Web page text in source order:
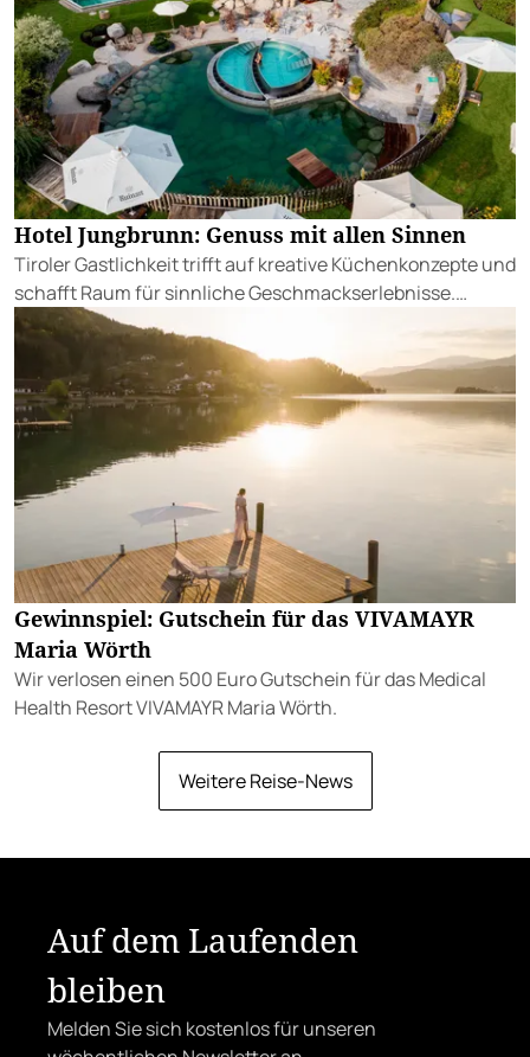
Hotel Jungbrunn: Genuss mit allen Sinnen
Tiroler Gastlichkeit trifft auf kreative Küchenkonzepte und
schafft Raum für sinnliche Geschmackserlebnisse.
Gewinnen Sie eine Auszeit in Tannheim.
Gewinnspiel: Gutschein für das VIVAMAYR
Maria Wörth
Wir verlosen einen 500 Euro Gutschein für das Medical
Health Resort VIVAMAYR Maria Wörth.
Weitere Reise-News
Auf dem Laufenden
bleiben
Melden Sie sich kostenlos für unseren